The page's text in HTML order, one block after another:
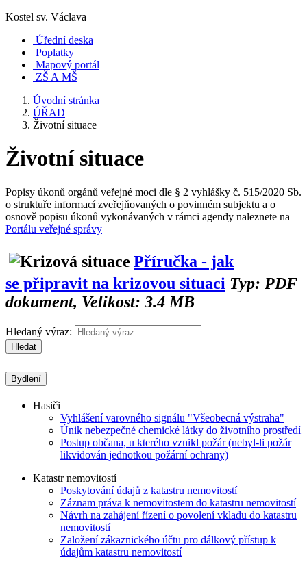
Kostel sv. Václava
Úřední deska
Poplatky
Mapový portál
ZŠ A MŠ
Úvodní stránka
ÚŘAD
Životní situace
Životní situace
Popisy úkonů orgánů veřejné moci dle § 2 vyhlášky č. 515/2020 Sb.
o struktuře informací zveřejňovaných o povinném subjektu a o
osnově popisu úkonů vykonávaných v rámci agendy naleznete na
Portálu veřejné správy
Příručka - jak
se připravit na krizovou situaci Typ: PDF
dokument, Velikost: 3.4 MB
Hledaný výraz:
Hledat
Bydlení
Hasiči
Vyhlášení varovného signálu "Všeobecná výstraha"
Únik nebezpečné chemické látky do životního prostředí
Postup občana, u kterého vznikl požár (nebyl-li požár
likvidován jednotkou požární ochrany)
Katastr nemovitostí
Poskytování údajů z katastru nemovitostí
Záznam práva k nemovitostem do katastru nemovitostí
Návrh na zahájení řízení o povolení vkladu do katastru
nemovitostí
Založení zákaznického účtu pro dálkový přístup k
údajům katastru nemovitostí